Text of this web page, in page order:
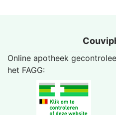
Online apotheek
het FAGG: